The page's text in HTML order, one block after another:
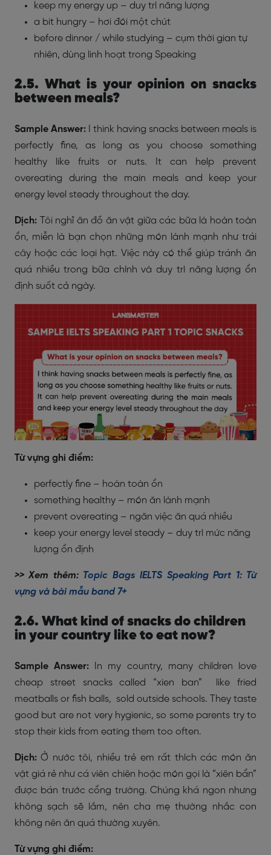
keep my energy up – duy trì năng lượng
a bit hungry – hơi đói một chút
before dinner / while studying – cụm thời gian tự
nhiên, dùng linh hoạt trong Speaking
2.5. What is your opinion on snacks
between meals?
Sample Answer:
I think having snacks between meals is
perfectly fine, as long as you choose something
healthy like fruits or nuts. It can help prevent
overeating during the main meals and keep your
energy level steady throughout the day.
Dịch: Tôi nghĩ ăn đồ ăn vặt giữa các bữa là hoàn toàn
ổn, miễn là bạn chọn những món lành mạnh như trái
cây hoặc các loại hạt. Việc này có thể giúp tránh ăn
quá nhiều trong bữa chính và duy trì năng lượng ổn
định suốt cả ngày.
Từ vựng ghi điểm:
perfectly fine – hoàn toàn ổn
something healthy – món ăn lành mạnh
prevent overeating – ngăn việc ăn quá nhiều
keep your energy level steady – duy trì mức năng
lượng ổn định
>> Xem thêm: Topic Bags IELTS Speaking Part 1: Từ
vựng và bài mẫu band 7+
2.6. What kind of snacks do children
in your country like to eat now?
Sample Answer: In my country, many children love
cheap street snacks called “xien ban” like fried
meatballs or fish balls, sold outside schools. They taste
good but are not very hygienic, so some parents try to
stop their kids from eating them too often.
Dịch: Ở nước tôi, nhiều trẻ em rất thích các món ăn
vặt giá rẻ như cá viên chiên hoặc món gọi là “xiên bẩn”
được bán trước cổng trường. Chúng khá ngon nhưng
không sạch sẽ lắm, nên cha mẹ thường nhắc con
không nên ăn quá thường xuyên.
Từ vựng ghi điểm: